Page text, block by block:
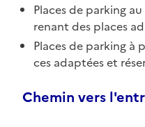
Places de parking
renant des places
Places de parking à
ces adaptées et
Chemin vers